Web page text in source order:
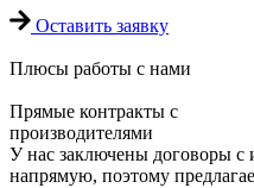
Оставить заявку
Плюсы работы с нами
Прямые контракты с
производителями
У нас заключены договоры с
напрямую, поэтому